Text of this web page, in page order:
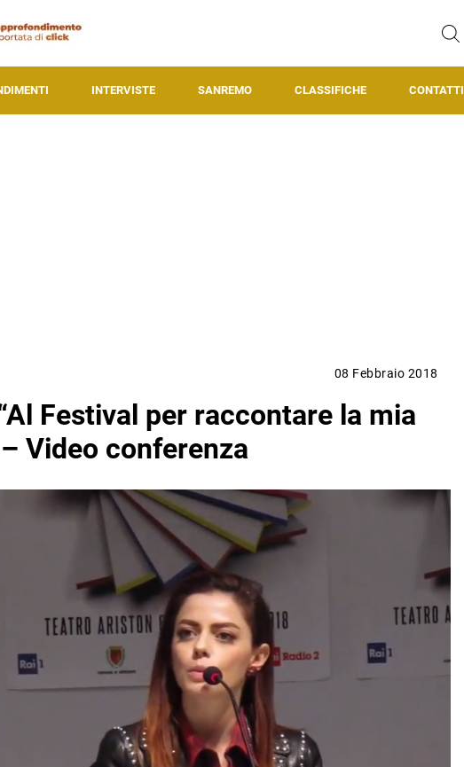
INTERVISTE SANREMO CLASSIFICHE CONTATTI
08 Febbraio 2018
Festival per raccontare la mia
Video conferenza